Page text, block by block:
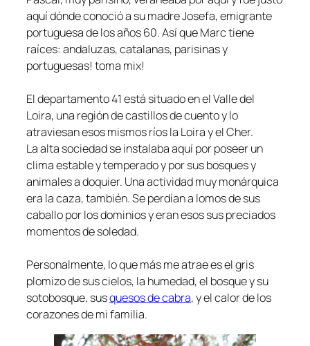
aquí dónde conoció a su madre Josefa, emigrante
portuguesa de los años 60. Así que Marc tiene
raíces: andaluzas, catalanas, parisinas y
portuguesas! toma mix!
El departamento 41 está situado en el Valle del
Loira, una región de castillos de cuento y lo
atraviesan esos mismos ríos la Loira y el Cher.
La alta sociedad se instalaba aquí por poseer un
clima estable y temperado y por sus bosques y
animales a doquier. Una actividad muy monárquica
era la caza, también. Se perdían a lomos de sus
caballo por los dominios y eran esos sus preciados
momentos de soledad.
Personalmente, lo que más me atrae es el gris
plomizo de sus cielos, la humedad, el bosque y su
sotobosque, susquesos de cabra, y el calor de los
corazones de mi familia.